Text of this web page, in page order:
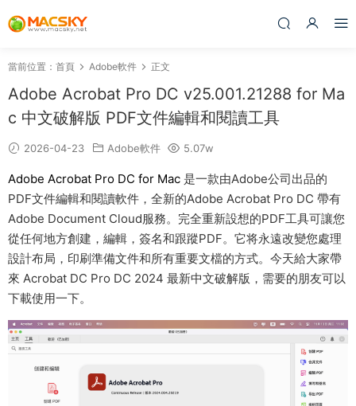
當前位置： 首頁 Adobe軟件 正文
Adobe Acrobat Pro DC v25.001.21288 for Ma
c 中文破解版 PDF文件編輯和閱讀工具
2026-04-23 Adobe軟件 5.07w
Adobe Acrobat Pro DC for Mac 是一款由Adobe公司出品的
PDF文件編輯和閱讀軟件，全新的Adobe Acrobat Pro DC 帶有
Adobe Document Cloud服務。完全重新設想的PDF工具可讓您
從任何地方創建，編輯，簽名和跟蹤PDF。它将永遠改變您處理
設計布局，印刷準備文件和所有重要文檔的方式。今天給大家帶
來 Acrobat DC Pro DC 2024 最新中文破解版，需要的朋友可以
下載使用一下。